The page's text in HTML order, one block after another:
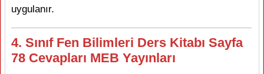
uygulanır.
4. Sınıf Fen Bilimleri Ders Kitabı Sayfa
78 Cevapları MEB Yayınları